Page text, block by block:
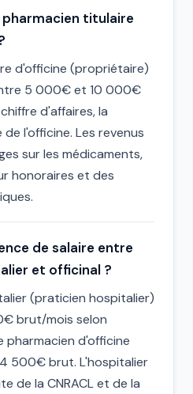
pharmacien titulaire
d'officine (propriétaire)
5 000€ et 10 000€
d'affaires, la
l'officine. Les revenus
sur les médicaments,
honoraires et des
de salaire entre
et officinal ?
(praticien hospitalier)
brut/mois selon
pharmacien d'officine
500€ brut. L'hospitalier
de la CNRACL et de la